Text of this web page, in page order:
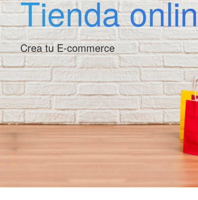
Tienda
Crea tu E-commerce